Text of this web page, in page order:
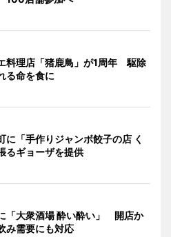
料理店「猪鹿鳥」が1周年 駆除
る命を食に
に「手作りジャンボ餃子の店 く
ギョーザを提供
「大衆酒場 酔い酔い」 開店か
み需要にも対応